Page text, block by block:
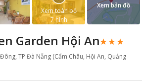
Garden Hội An
TP Đà Nẵng (Cẩm Châu, Hội An, Quảng
Xem toàn bộ
7hình
Xem bản đồ